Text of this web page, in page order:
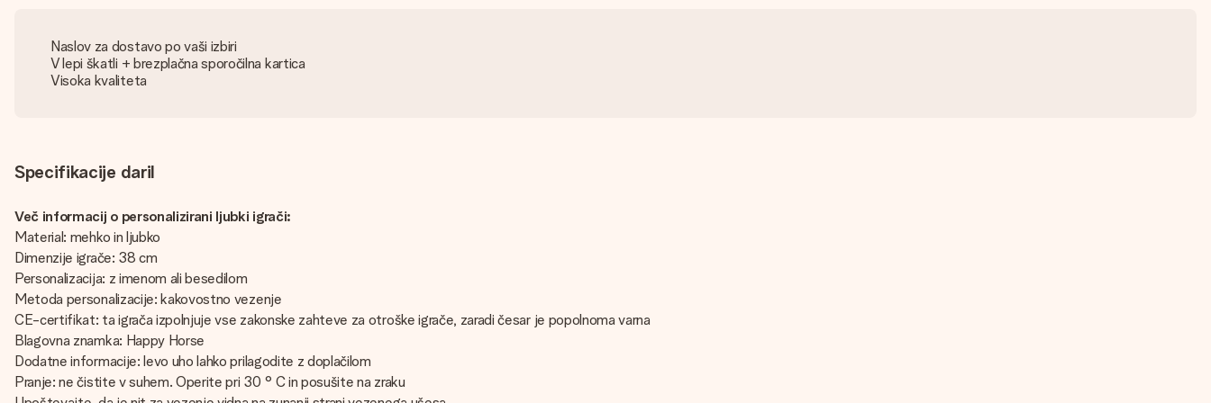
Naslov za dostavo po vaši izbiri
V lepi škatli + brezplačna sporočilna kartica
Visoka kvaliteta
Specifikacije daril
Več informacij o personalizirani ljubki igrači:
Material: mehko in ljubko
Dimenzije igrače: 38 cm
Personalizacija: z imenom ali besedilom
Metoda personalizacije: kakovostno vezenje
CE-certifikat: ta igrača izpolnjuje vse zakonske zahteve za otroške igrače, zaradi česar je popolnoma varna
Blagovna znamka: Happy Horse
Dodatne informacije: levo uho lahko prilagodite z doplačilom
Pranje: ne čistite v suhem. Operite pri 30 ° C in posušite na zraku